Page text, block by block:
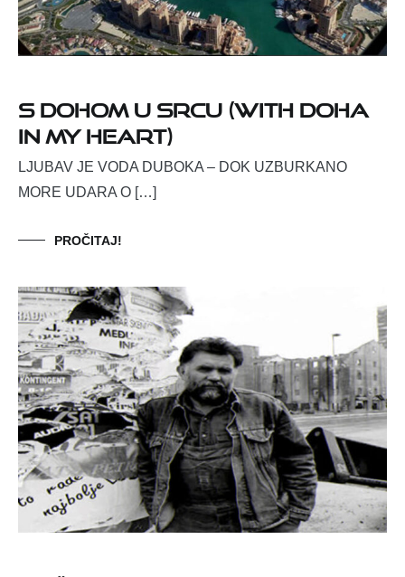
S Dohom u srcu (With Doha
in my Heart)
LJUBAV JE VODA DUBOKA – DOK UZBURKANO
MORE UDARA O […]
PROČITAJ!